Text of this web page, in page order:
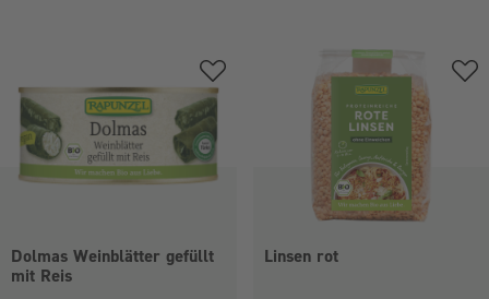
Dolmas Weinblätter gefüllt
mit Reis
Linsen rot